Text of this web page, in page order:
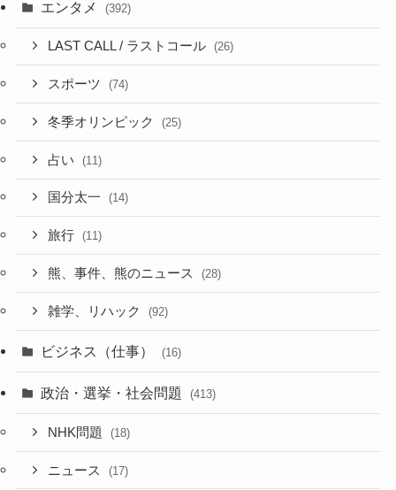
エンタメ (392)
LAST CALL / ラストコール (26)
スポーツ (74)
冬季オリンピック (25)
占い (11)
国分太一 (14)
旅行 (11)
熊、事件、熊のニュース (28)
雑学、リハック (92)
ビジネス（仕事） (16)
政治・選挙・社会問題 (413)
NHK問題 (18)
ニュース (17)